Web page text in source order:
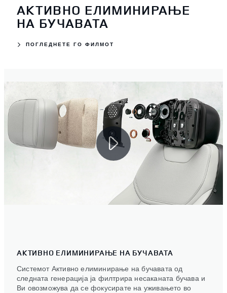
АКТИВНО ЕЛИМИНИРАЊЕ
НА БУЧАВАТА
ПОГЛЕДНЕТЕ ГО ФИЛМОТ
АКТИВНО ЕЛИМИНИРАЊЕ НА БУЧАВАТА
Системот Активно елиминирање на бучавата од
следната генерација ја филтрира несаканата бучава и
Ви овозможува да се фокусирате на уживањето во